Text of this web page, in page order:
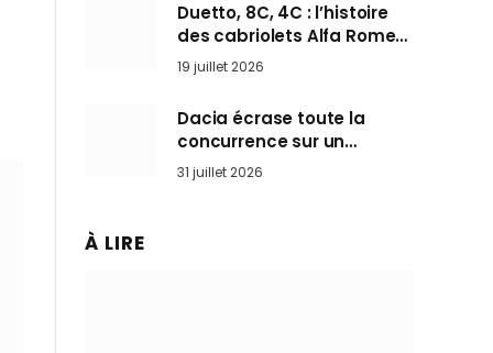
Duetto, 8C, 4C : l’histoire
des cabriolets Alfa Romeo,
ces Spider qui ont défini
l’art de rouler cheveux au
vent
19 juillet 2026
Dacia écrase toute la
concurrence sur un
marché où personne ne
l’attendait
31 juillet 2026
À LIRE